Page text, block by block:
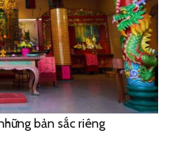
bản sắc riêng